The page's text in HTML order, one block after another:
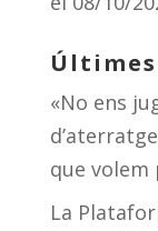
«No ens
que volem
La